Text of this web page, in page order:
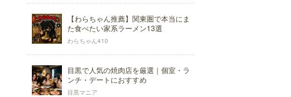
【わらちゃん推薦】関東圏で本当にま
た食べたい家系ラーメン13選
わらちゃん410
目黒で人気の焼肉店を厳選｜個室・ラ
ンチ・デートにおすすめ
目黒マニア